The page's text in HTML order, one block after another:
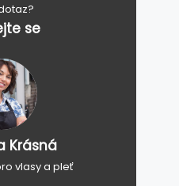
se
Krásná
vlasy a pleť